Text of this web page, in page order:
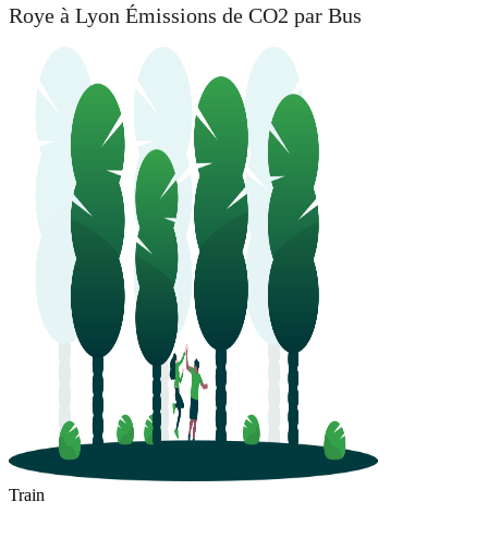
Roye à Lyon Émissions de CO2 par Bus
Train